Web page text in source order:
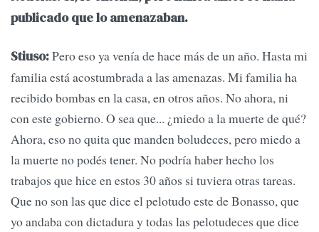
publicado que lo amenazaban.
Stiuso:Pero eso ya venía de hace más de un año. Hasta mi
familia está acostumbrada a las amenazas. Mi familia ha
recibido bombas en la casa, en otros años. No ahora, ni
con este gobierno. O sea que... ¿miedo a la muerte de qué?
Ahora, eso no quita que manden boludeces, pero miedo a
la muerte no podés tener. No podría haber hecho los
trabajos que hice en estos 30 años si tuviera otras tareas.
Que no son las que dice el pelotudo este de Bonasso, que
yo andaba con dictadura y todas las pelotudeces que dice